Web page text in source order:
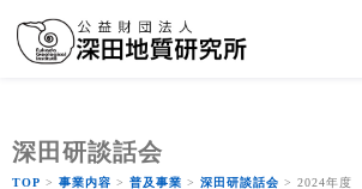
深田研談話会
TOP > 事業内容 > 普及事業 > 深田研談話会 > 2024年度